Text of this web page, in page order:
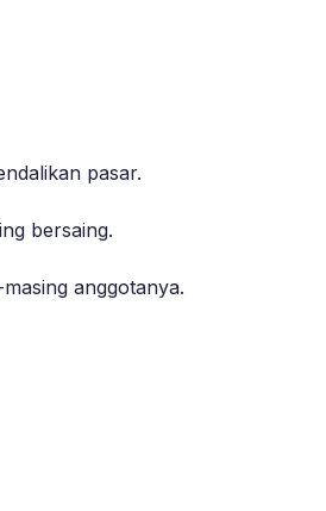
pasar.
bersaing.
anggotanya.